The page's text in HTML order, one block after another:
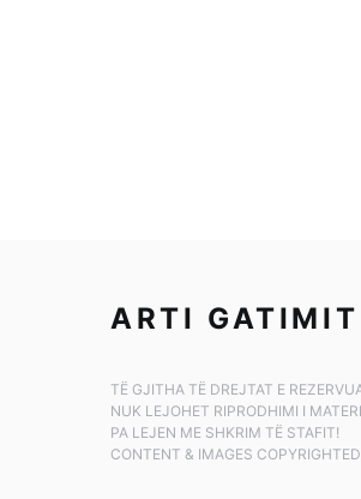
ARTI GATIMIT
TË GJITHA TË DREJTAT E
NUK LEJOHET RIPRODHIMI I
PA LEJEN ME SHKRIM TË STAFIT!
CONTENT & IMAGES